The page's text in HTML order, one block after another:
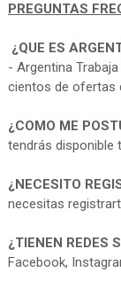
PREGUNTAS
¿QUE ES
- Argentina
cientos de ofertas
¿COMO ME
tendrás disponible
¿NECESITO
necesitas
¿TIENEN REDES
Facebook,